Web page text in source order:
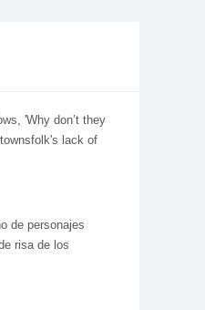
'Why don’t they
lack of
de personajes
risa de los